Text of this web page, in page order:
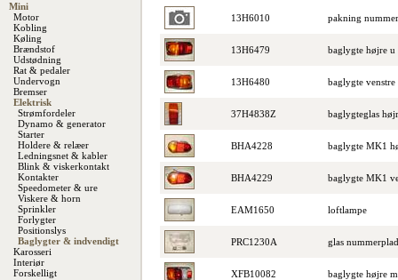
Mini
Motor
Kobling
Køling
Brændstof
Udstødning
Rat & pedaler
Undervogn
Bremser
Elektrisk
Strømfordeler
Dynamo & generator
Starter
Holdere & relæer
Ledningsnet & kabler
Blink & viskerkontakt
Kontakter
Speedometer & ure
Viskere & horn
Sprinkler
Forlygter
Positionslys
Baglygter & indvendigt
Karosseri
Interiør
Forskelligt
13H6010 pakning
13H6479 baglygte højre u
13H6480 baglygte
37H4838Z baglygteglas
BHA4228 baglygte MK1
BHA4229 baglygte MK1
EAM1650 loftlampe
PRC1230A glas
XFB10082 baglygte højre